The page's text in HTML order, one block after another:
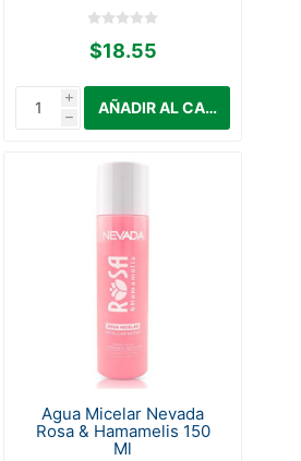
$18.55
i
h
Agua Micelar Nevada
Rosa & Hamamelis 150
Ml